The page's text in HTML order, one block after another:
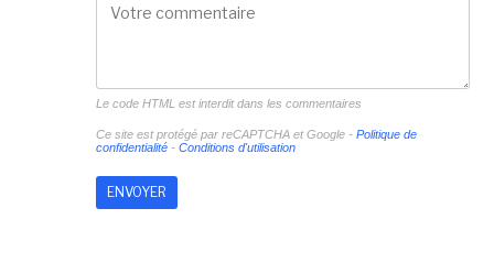
Le code HTML est interdit dans les commentaires
Ce site est protégé par reCAPTCHA et Google - Politique de
confidentialité- Conditions d'utilisation